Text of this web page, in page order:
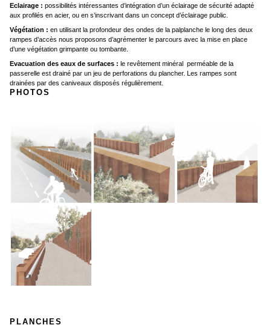
Eclairage : possibilités intéressantes d’intégration d’un éclairage de sécurité adapté
aux profilés en acier, ou en s’inscrivant dans un concept d’éclairage public.
Végétation : en utilisant la profondeur des ondes de la palplanche le long des deux
rampes d’accès nous proposons d’agrémenter le parcours avec la mise en place
d’une végétation grimpante ou tombante.
Evacuation des eaux de surfaces : le revêtement minéral perméable de la
passerelle est drainé par un jeu de perforations du plancher. Les rampes sont
drainées par des caniveaux disposés régulièrement.
PHOTOS
PLANCHES